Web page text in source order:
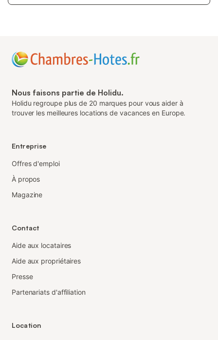
Nous faisons partie de Holidu.
Holidu regroupe plus de 20 marques pour vous aider à
trouver les meilleures locations de vacances en Europe.
Entreprise
Offres d'emploi
À propos
Magazine
Contact
Aide aux locataires
Aide aux propriétaires
Presse
Partenariats d'affiliation
Location